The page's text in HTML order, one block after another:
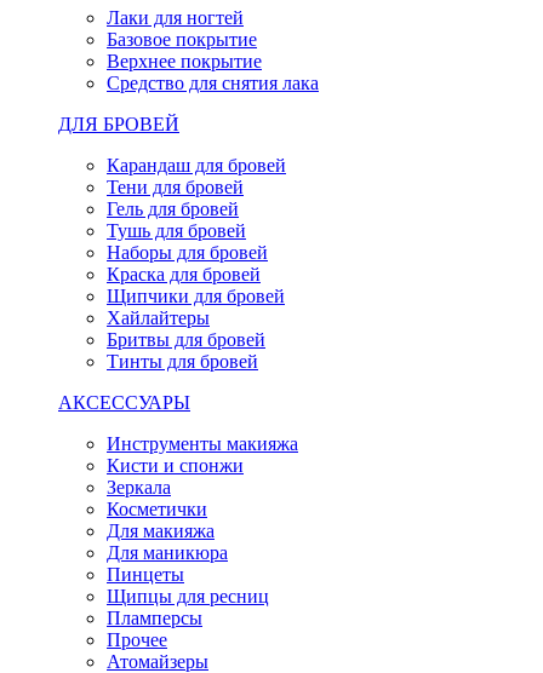
Лаки для ногтей
Базовое покрытие
Верхнее покрытие
Средство для снятия лака
ДЛЯ БРОВЕЙ
Карандаш для бровей
Тени для бровей
Гель для бровей
Тушь для бровей
Наборы для бровей
Краска для бровей
Щипчики для бровей
Хайлайтеры
Бритвы для бровей
Тинты для бровей
АКСЕССУАРЫ
Инструменты макияжа
Кисти и спонжи
Зеркала
Косметички
Для макияжа
Для маникюра
Пинцеты
Щипцы для ресниц
Пламперсы
Прочее
Атомайзеры